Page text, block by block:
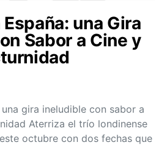
una Gira
Sabor a Cine y
gira ineludible con sabor a
Aterriza el trío londinense
octubre con dos fechas que